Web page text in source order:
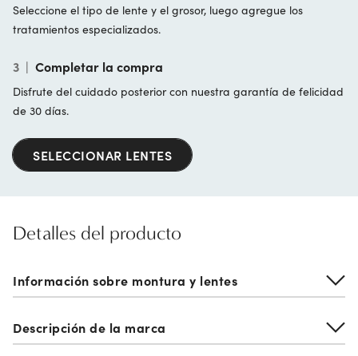
Seleccione el tipo de lente y el grosor, luego agregue los
tratamientos especializados.
3 | Completar la compra
Disfrute del cuidado posterior con nuestra garantía de felicidad
de 30 días.
SELECCIONAR LENTES
Detalles del producto
Información sobre montura y lentes
Descripción de la marca